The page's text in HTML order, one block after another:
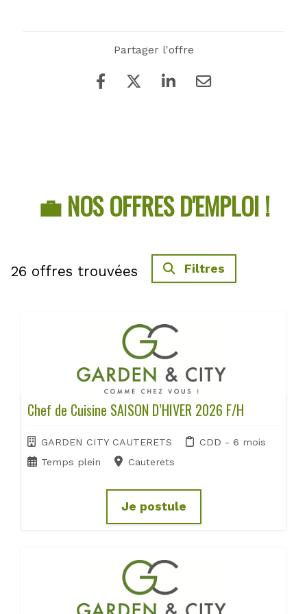
Partager l'offre
💼 NOS OFFRES D'EMPLOI !
26 offres trouvées Filtres
Chef de Cuisine SAISON D’HIVER 2026 F/H
GARDEN CITY CAUTERETS
CDD - 6 mois
Temps plein
Cauterets
Je postule